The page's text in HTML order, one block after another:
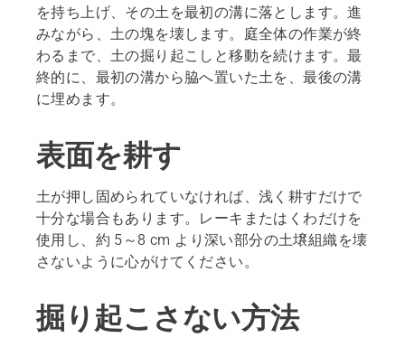
を持ち上げ、その土を最初の溝に落とします。進
みながら、土の塊を壊します。庭全体の作業が終
わるまで、土の掘り起こしと移動を続けます。最
終的に、最初の溝から脇へ置いた土を、最後の溝
に埋めます。
表面を耕す
土が押し固められていなければ、浅く耕すだけで
十分な場合もあります。レーキまたはくわだけを
使用し、約 5～8 cm より深い部分の土壌組織を壊
さないように心がけてください。
掘り起こさない方法